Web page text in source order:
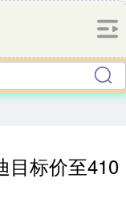
目标价至410